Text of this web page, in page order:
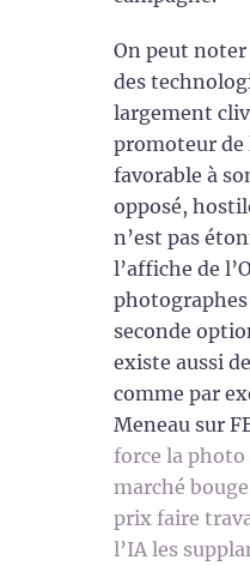
On peut noter
des
largement
promoteur de
favorable à
opposé,
n’est pas
l’affiche de
seconde
existe aussi
comme par
Meneau sur
force la photo
marché
prix faire
l’IA les